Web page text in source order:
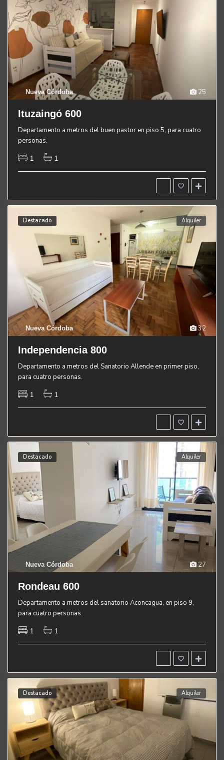
25
Nueva Córdoba
Ituzaingó 600
Departamento a metros del buen pastor en piso 5, para cuatro
personas.
1 1
32
Nueva Córdoba
Destacado Alquiler
Independencia 800
Departamento a metros del Sanatorio Allende en primer piso,
para cuatro personas.
1 1
27
Nueva Córdoba
Destacado Alquiler
Rondeau 600
Departamento a metros del sanatorio Aconcagua, en piso 9,
para cuatro personas
1 1
Destacado Alquiler